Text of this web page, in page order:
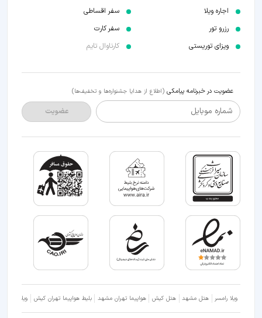
اجاره ویلا
رزرو تور
ویزای توریستی
سفر اقساطی
سفر کارت
کارناوال تایم
عضویت در خبرنامه پیامکی (اطلاع از هدایا جشنواره‌ها و تخفیف‌ها)
شماره موبایل عضویت
ویلا رامسر هتل مشهد هتل کیش هواپیما تهران مشهد بلیط هواپیما تهران کیش ویلا شمال